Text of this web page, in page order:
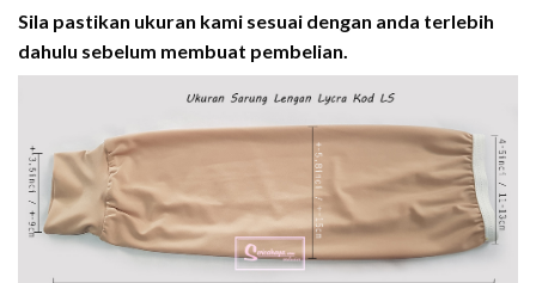
Sila pastikan ukuran kami sesuai dengan anda terlebih
dahulu sebelum membuat pembelian.